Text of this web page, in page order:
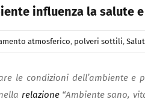
influenza la salute
atmosferico, polveri sottili,
le condizioni dell’ambiente e
relazione“Ambiente sano,